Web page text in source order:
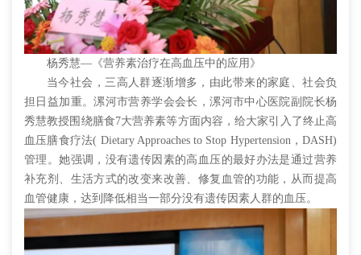
杨秀慧—《营养素治疗在高血压中的应用》
当今社会，三高人群逐渐增多，由此带来的家庭、社会负
担日益加重。漯河市营养学会会长，漯河市中心医院副院长杨
秀慧教授围绕膳食7大营养素等方面内容，给大家引入了终止高
血压膳食疗法( Dietary Approaches to Stop Hypertension，DASH)
管理。她强调，没有遗传因素的高血压的最好办法是通过营养
补充剂、生活方式的改变来改善、修复血管的功能，从而提高
血管健康，达到降低相当一部分没有遗传因素人群的血压。